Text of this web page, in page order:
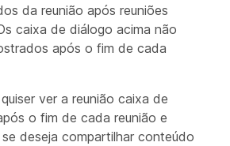
da reunião após reuniões
caixa de diálogo acima não
após o fim de cada
ver a reunião caixa de
o fim de cada reunião e
deseja compartilhar conteúdo